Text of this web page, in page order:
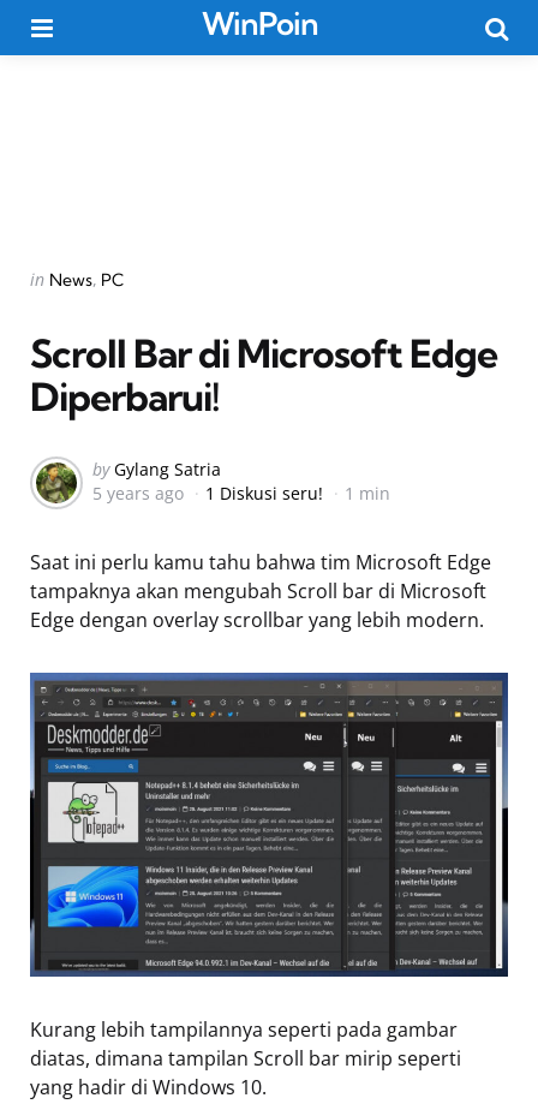
WinPoin
Categories
Posted
in News PC
Scroll Bar di Microsoft Edge
Diperbarui!
Posted
by
by Gylang Satria
5 years ago
1 Diskusi seru! 1 min
Saat ini perlu kamu tahu bahwa tim Microsoft Edge
tampaknya akan mengubah Scroll bar di Microsoft
Edge dengan overlay scrollbar yang lebih modern.
Kurang lebih tampilannya seperti pada gambar
diatas, dimana tampilan Scroll bar mirip seperti
yang hadir di Windows 10.